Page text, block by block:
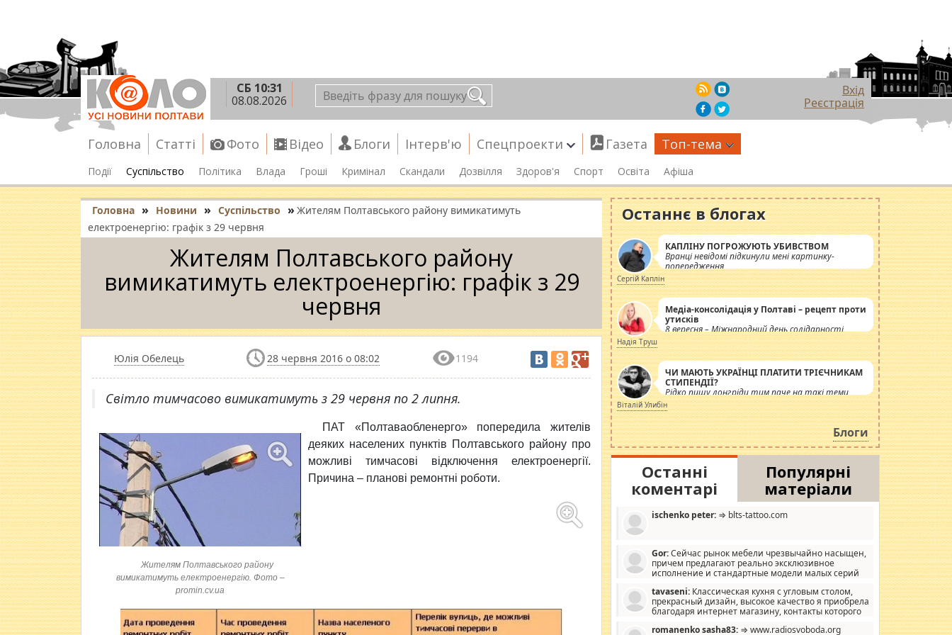
СБ 10:31
08.08.2026
Вхід
Реєстрація
Головна Статті Фото Відео Блоги Інтерв'ю Спецпроекти Газета Топ-тема
Події Суспільство Політика Влада Гроші Кримінал Скандали Дозвілля Здоров'я Спорт Освіта Афіша
Головна » Новини » Суспільство » Жителям Полтавського району вимикатимуть
електроенергію: графік з 29 червня
Жителям Полтавського району
вимикатимуть електроенергію: графік з 29
червня
Юлія Обелець 28 червня 2016 о 08:02 1194
Світло тимчасово вимикатимуть з 29 червня по 2 липня.
Жителям Полтавського району
вимикатимуть електроенергію. Фото –
promin.cv.ua
ПАТ «Полтаваобленерго» попередила жителів
деяких населених пунктів Полтавського району про
можливі тимчасові відключення електроенергії.
Причина – планові ремонтні роботи.
Останнє в блогах
КАПЛІНУ ПОГРОЖУЮТЬ УБИВСТВОМ
Вранці невідомі підкинули мені картинку-
попередження
Сергій Каплін
Медіа-консолідація у Полтаві – рецепт проти
утисків
8 вересня – Міжнародний день солідарності
журналістів.
Надія Труш
ЧИ МАЮТЬ УКРАЇНЦІ ПЛАТИТИ ТРІЄЧНИКАМ
СТИПЕНДІЇ?
Рідко пишу лонгріди тим паче на такі теми,
але вже просто дістало! Обурюють сьогоднішні
інсенуації навколо стипендіального питання.
Штучно роздувається ще одна соціальна
катастрофа.
Віталій Улибін
Блоги
Останні
коментарі
Популярні
матеріали
ischenko peter: ⇒ blts-tattoo.com
Gor:Сейчас рынок мебели чрезвычайно насыщен,
причем предлагают реально эксклюзивное
исполнение и стандартные модели малых серий
дизайну, мало походит на стандартные формы, в MebelOk,
креативненько и что главное - со вкусом все в порядке,
без ненужных наворотов удорожающих мебель, а это не
tavaseni: Классическая кухня с угловым столом,
прекрасный дизайн, высокое качество я приобрела
благодаря интернет магазину, контакты которого
romanenko sasha83: ⇒ www.radiosvoboda.org